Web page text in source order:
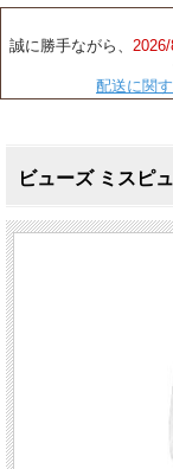
誠に勝手ながら、
配送に関
ビューズ ミスピ